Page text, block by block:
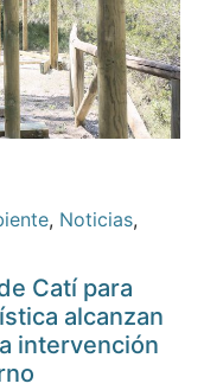
, Noticias,
Catí para
alcanzan
intervención